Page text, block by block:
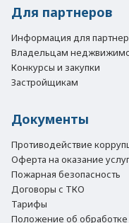
Для партнеров
Информация для
Владельцам
Конкурсы и закупки
Застройщикам
Документы
Противодействие
Оферта на оказание услуг
Пожарная безопасность
Договоры с ТКО
Тарифы
Положение об